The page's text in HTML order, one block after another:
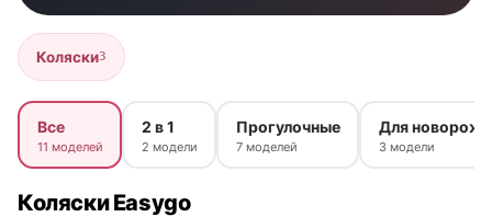
Коляски3
Все
11 моделей
2 в 1
2 модели
Прогулочные
7 моделей
Для
3 модели
Коляски Easygo